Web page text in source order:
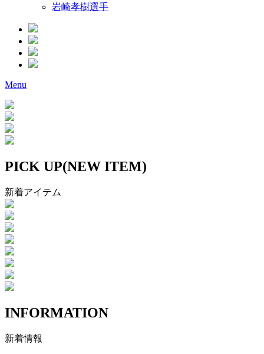
岩崎孝樹選手
Menu
PICK UP(NEW ITEM)
新着アイテム
INFORMATION
新着情報